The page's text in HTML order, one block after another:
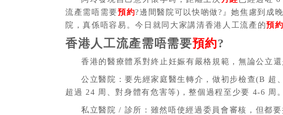
流產需唔需要預約?邊間醫院可以快啲做?』她焦慮到成
院，真係唔容易。今日就同大家講清香港人工流產的預
香港人工流產需唔需要預約?
香港的醫療體系對終止妊娠有嚴格規範，無論公立
公立醫院：要先經家庭醫生轉介，做初步檢查(B 超
超過 24 周、對身體有危害等)，整個過程至少要 4-6 周
私立醫院 / 診所：雖然唔使經過委員會審核，但都